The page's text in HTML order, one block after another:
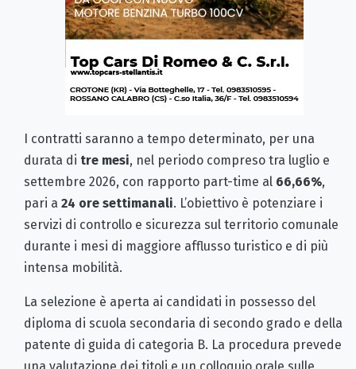
I contratti saranno a tempo determinato, per una
durata di tre mesi, nel periodo compreso tra luglio e
settembre 2026, con rapporto part-time al 66,66%,
pari a 24 ore settimanali. L’obiettivo è potenziare i
servizi di controllo e sicurezza sul territorio comunale
durante i mesi di maggiore afflusso turistico e di più
intensa mobilità.
La selezione è aperta ai candidati in possesso del
diploma di scuola secondaria di secondo grado e della
patente di guida di categoria B. La procedura prevede
una valutazione dei titoli e un colloquio orale sulle